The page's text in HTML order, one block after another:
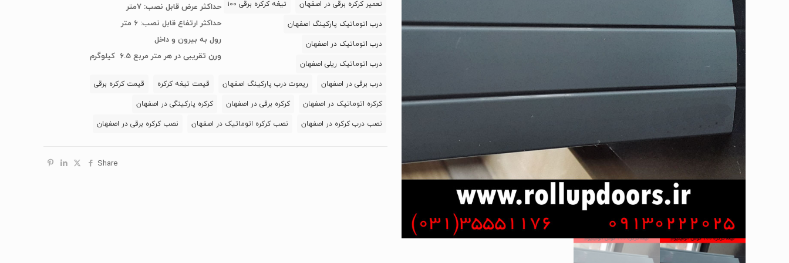
حداکثر عرض قابل نصب: 7متر
حداکثر ارتفاع قابل نصب: 6 متر
رول به بیرون و داخل
ورن تقریبی در هر متر مربع 6.5 کیلوگرم
100قوس-6.5کیلویی
عدد
تعمیر کرکره برقی در اصفهان تیغه کرکره برقی 100
درب اتوماتیک پارکینگ اصفهان
درب اتوماتیک در اصفهان
درب اتوماتیک ریلی اصفهان
درب برقی در اصفهان ریموت درب پارکینگ اصفهان قیمت تیغه کرکره قیمت کرکره برقی
کرکره اتوماتیک در اصفهان کرکره برقی در اصفهان کرکره پارکینگی در اصفهان
نصب درب کرکره در اصفهان نصب کرکره اتوماتیک در اصفهان نصب کرکره برقی در اصفهان
Share